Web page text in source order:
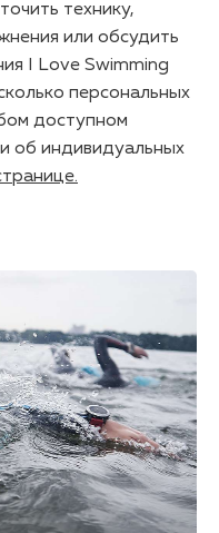
технику,
или обсудить
I Love Swimming
персональных
доступном
об индивидуальных